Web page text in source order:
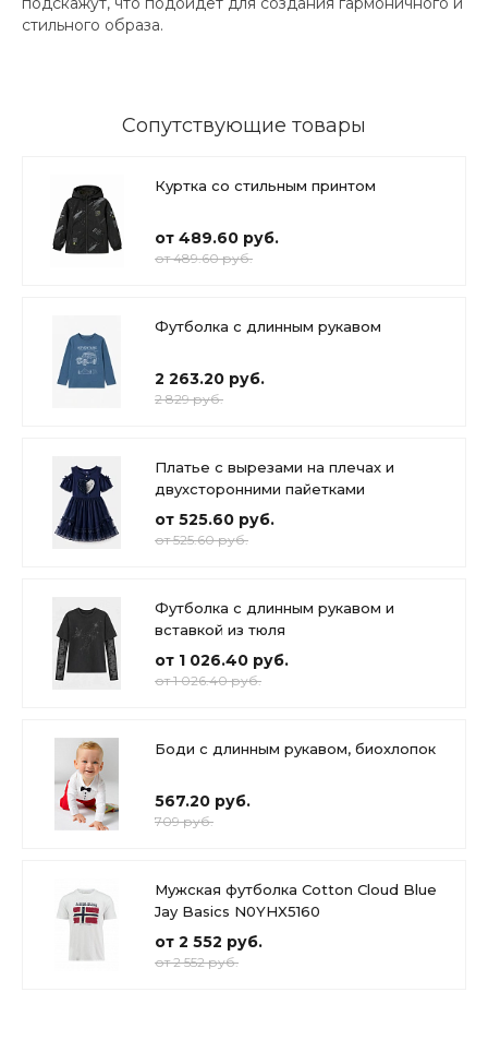
стильного образа.
Сопутствующие товары
Куртка со стильным принтом
от 489.60 руб.
от 489.60 руб.
Футболка с длинным рукавом
2 263.20 руб.
2 829 руб.
Платье с вырезами на плечах и
двухсторонними пайетками
от 525.60 руб.
от 525.60 руб.
Футболка с длинным рукавом и
вставкой из тюля
от 1 026.40 руб.
от 1 026.40 руб.
Боди с длинным рукавом, биохлопок
567.20 руб.
709 руб.
Мужская футболка Cotton Cloud Blue
Jay Basics N0YHX5160
от 2 552 руб.
от 2 552 руб.